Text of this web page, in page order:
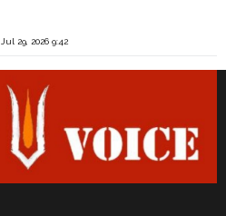
Jul 29, 2026 9:42